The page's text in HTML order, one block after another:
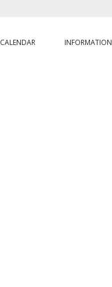
CALENDAR INFORMATION